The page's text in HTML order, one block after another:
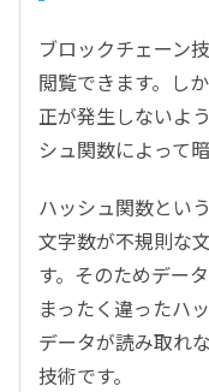
ブロックチェーン
閲覧できます。し
正が発生しないよ
シュ関数によって
ハッシュ関数とい
文字数が不規則な
す。そのためデー
まったく違ったハ
データが読み取れ
技術です。